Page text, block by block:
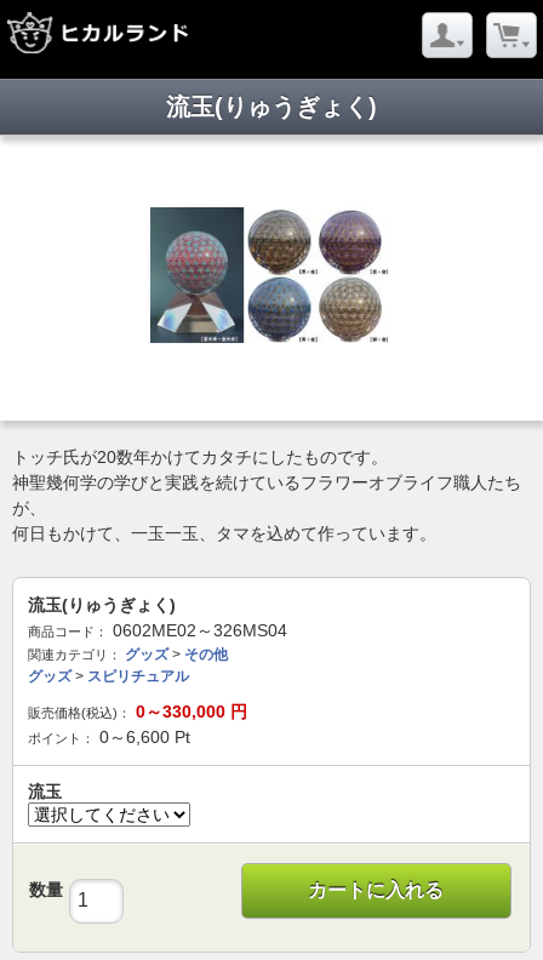
流玉(りゅうぎょく)
トッチ氏が20数年かけてカタチにしたものです。
神聖幾何学の学びと実践を続けているフラワーオブライフ職人たち
が、
何日もかけて、一玉一玉、タマを込めて作っています。
流玉(りゅうぎょく)
商品コード： 0602ME02～326MS04
関連カテゴリ： グッズ> その他
グッズ> スピリチュアル
販売価格(税込)： 0～330,000 円
ポイント： 0～6,600 Pt
流玉
数量 カートに入れる